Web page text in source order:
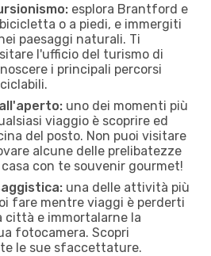
esplora Brantford e
o a piedi, e immergiti
paesaggi naturali. Ti
l'ufficio del turismo di
i principali percorsi
uno dei momenti più
viaggio è scoprire ed
del posto. Non puoi visitare
alcune delle prelibatezze
con te souvenir gourmet!
una delle attività più
fare mentre viaggi è perderti
città e immortalarne la
fotocamera. Scopri
le sue sfaccettature.